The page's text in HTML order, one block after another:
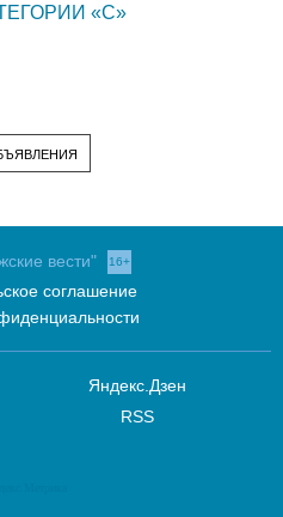
«C»
вести" 16+
соглашение
Яндекс.Дзен
RSS